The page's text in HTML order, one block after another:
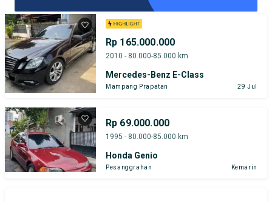
Rp 165.000.000
2010 - 80.000-85.000 km
Mercedes-Benz E-Class
Mampang Prapatan 29 Jul
Rp 69.000.000
1995 - 80.000-85.000 km
Honda Genio
Pesanggrahan Kemarin